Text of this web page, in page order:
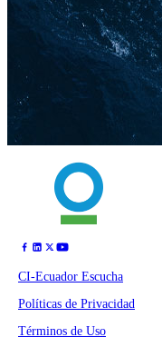
CI-Ecuador Escucha
Políticas de Privacidad
Términos de Uso